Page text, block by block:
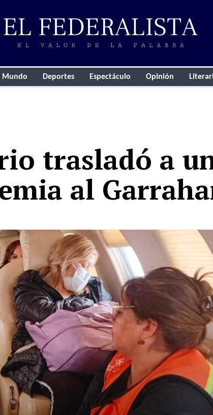
Mundo Deportes Espectáculo Opinión
trasladó a
al